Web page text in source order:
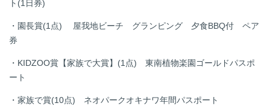
ト (1 日券)
・園長賞(1 点) 屋我地ビーチ グランピング 夕食BBQ付 ペア
券
・ KIDZOO賞【家族で大賞】 (1 点) 東南植物楽園ゴールドパスポ
ート
・家族で賞(10点) ネオパークオキナワ年間パスポート